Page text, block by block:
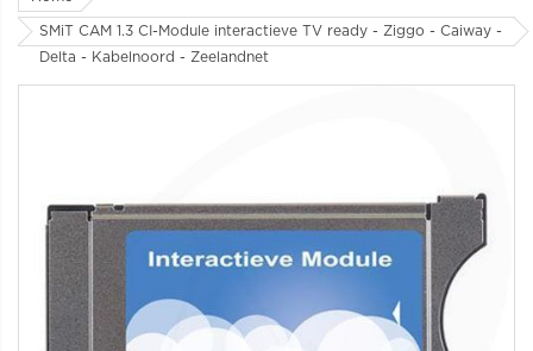
SMiT CAM 1.3 CI-Module interactieve TV ready - Ziggo - Caiway -
Delta - Kabelnoord - Zeelandnet